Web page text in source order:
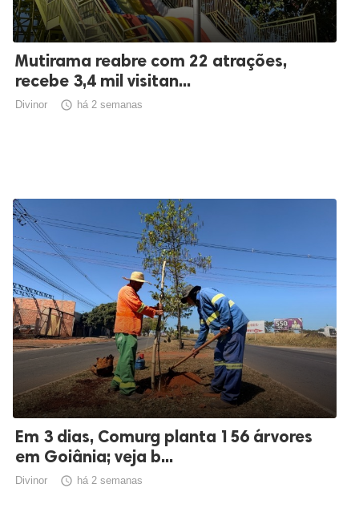
Mutirama reabre com 22 atrações,
recebe 3,4 mil visitan...
Divinor  há 2 semanas
Em 3 dias, Comurg planta 156 árvores
em Goiânia; veja b...
Divinor  há 2 semanas